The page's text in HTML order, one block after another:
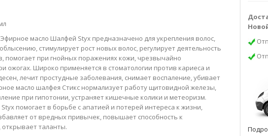
Эфирное масло Шалфей Styx предназначено для укрепления волос,
стимулирует рост новых волос, регулирует деятельность
помогает при гнойных поражениях кожи, чрезвычайно
ожогах. Широко применяется в стоматологии против кариеса и
лечит простудные заболевания, снимает воспаление, убивает
масло шалфея Стикс нормализует работу щитовидной железы,
при гипотонии, устраняет кишечные колики и метеоризм.
помогает в борьбе с апатией и потерей интереса к жизни,
от вредных привычек, повышает способность к
таланты.